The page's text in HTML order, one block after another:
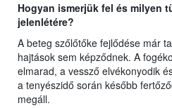
Hogyan ismerjük fel és milyen
jelenlétére?
A beteg szőlőtőke fejlődése már
hajtások sem képződnek. A
elmarad, a vessző elvékonyodik
a tenyészidő során később
megáll.